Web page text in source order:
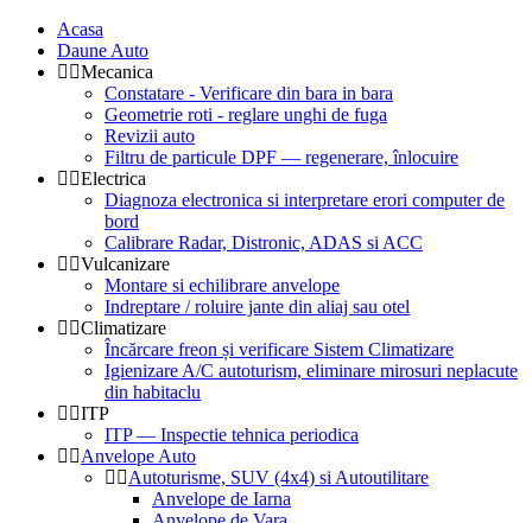
Acasa
Daune Auto
Mecanica
Constatare - Verificare din bara in bara
Geometrie roti - reglare unghi de fuga
Revizii auto
Filtru de particule DPF — regenerare, înlocuire
Electrica
Diagnoza electronica si interpretare erori computer de
bord
Calibrare Radar, Distronic, ADAS si ACC
Vulcanizare
Montare si echilibrare anvelope
Indreptare / roluire jante din aliaj sau otel
Climatizare
Încărcare freon și verificare Sistem Climatizare
Igienizare A/C autoturism, eliminare mirosuri neplacute
din habitaclu
ITP
ITP — Inspectie tehnica periodica
Anvelope Auto
Autoturisme, SUV (4x4) si Autoutilitare
Anvelope de Iarna